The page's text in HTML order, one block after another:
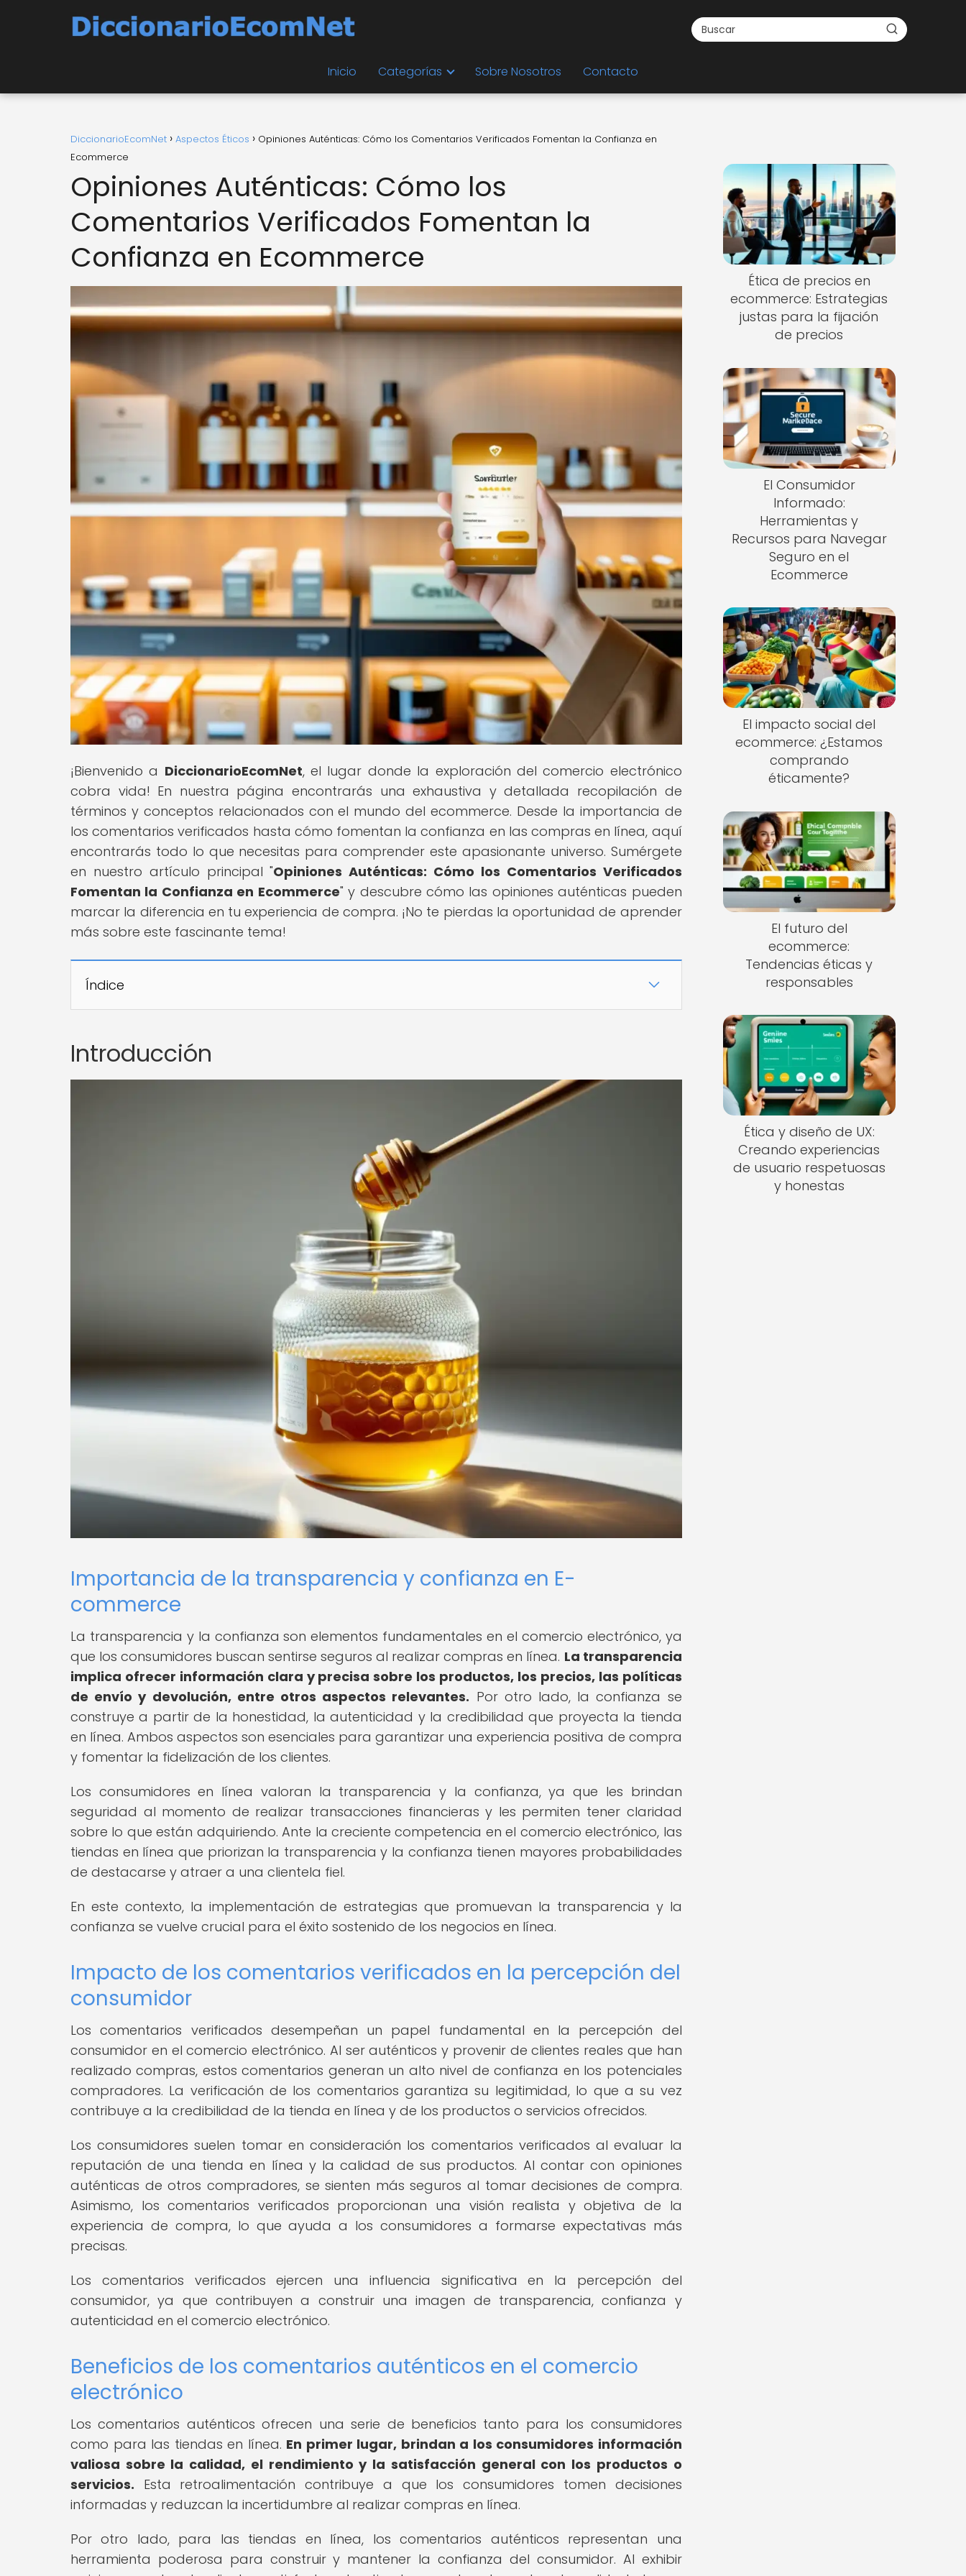
Inicio Categorías Sobre Nosotros Contacto
DiccionarioEcomNet Aspectos Éticos
Opiniones Auténticas: Cómo los Comentarios Verificados Fomentan la Confianza en
Ecommerce
Opiniones Auténticas: Cómo los
Comentarios Verificados Fomentan la
Confianza en Ecommerce
¡Bienvenido a DiccionarioEcomNet, el lugar donde la exploración del comercio electrónico
cobra vida! En nuestra página encontrarás una exhaustiva y detallada recopilación de
términos y conceptos relacionados con el mundo del ecommerce. Desde la importancia de
los comentarios verificados hasta cómo fomentan la confianza en las compras en línea, aquí
encontrarás todo lo que necesitas para comprender este apasionante universo. Sumérgete
en nuestro artículo principal "Opiniones Auténticas: Cómo los Comentarios Verificados
Fomentan la Confianza en Ecommerce" y descubre cómo las opiniones auténticas pueden
marcar la diferencia en tu experiencia de compra. ¡No te pierdas la oportunidad de aprender
más sobre este fascinante tema!
Índice
Introducción
Importancia de la transparencia y confianza en E-
commerce
La transparencia y la confianza son elementos fundamentales en el comercio electrónico, ya
que los consumidores buscan sentirse seguros al realizar compras en línea. La transparencia
implica ofrecer información clara y precisa sobre los productos, los precios, las políticas
de envío y devolución, entre otros aspectos relevantes. Por otro lado, la confianza se
construye a partir de la honestidad, la autenticidad y la credibilidad que proyecta la tienda
en línea. Ambos aspectos son esenciales para garantizar una experiencia positiva de compra
y fomentar la fidelización de los clientes.
Los consumidores en línea valoran la transparencia y la confianza, ya que les brindan
seguridad al momento de realizar transacciones financieras y les permiten tener claridad
sobre lo que están adquiriendo. Ante la creciente competencia en el comercio electrónico, las
tiendas en línea que priorizan la transparencia y la confianza tienen mayores probabilidades
de destacarse y atraer a una clientela fiel.
En este contexto, la implementación de estrategias que promuevan la transparencia y la
confianza se vuelve crucial para el éxito sostenido de los negocios en línea.
Impacto de los comentarios verificados en la percepción del
consumidor
Los comentarios verificados desempeñan un papel fundamental en la percepción del
consumidor en el comercio electrónico. Al ser auténticos y provenir de clientes reales que han
realizado compras, estos comentarios generan un alto nivel de confianza en los potenciales
compradores. La verificación de los comentarios garantiza su legitimidad, lo que a su vez
contribuye a la credibilidad de la tienda en línea y de los productos o servicios ofrecidos.
Los consumidores suelen tomar en consideración los comentarios verificados al evaluar la
reputación de una tienda en línea y la calidad de sus productos. Al contar con opiniones
auténticas de otros compradores, se sienten más seguros al tomar decisiones de compra.
Asimismo, los comentarios verificados proporcionan una visión realista y objetiva de la
experiencia de compra, lo que ayuda a los consumidores a formarse expectativas más
precisas.
Los comentarios verificados ejercen una influencia significativa en la percepción del
consumidor, ya que contribuyen a construir una imagen de transparencia, confianza y
autenticidad en el comercio electrónico.
Beneficios de los comentarios auténticos en el comercio
electrónico
Los comentarios auténticos ofrecen una serie de beneficios tanto para los consumidores
como para las tiendas en línea. En primer lugar, brindan a los consumidores información
valiosa sobre la calidad, el rendimiento y la satisfacción general con los productos o
servicios. Esta retroalimentación contribuye a que los consumidores tomen decisiones
informadas y reduzcan la incertidumbre al realizar compras en línea.
Por otro lado, para las tiendas en línea, los comentarios auténticos representan una
herramienta poderosa para construir y mantener la confianza del consumidor. Al exhibir
Ética de precios en
ecommerce: Estrategias
justas para la fijación
de precios
El Consumidor
Informado:
Herramientas y
Recursos para Navegar
Seguro en el
Ecommerce
El impacto social del
ecommerce: ¿Estamos
comprando
éticamente?
El futuro del
ecommerce:
Tendencias éticas y
responsables
Ética y diseño de UX:
Creando experiencias
de usuario respetuosas
y honestas